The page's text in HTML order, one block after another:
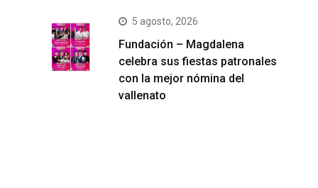
5 agosto, 2026
Fundación – Magdalena
celebra sus fiestas patronales
con la mejor nómina del
vallenato